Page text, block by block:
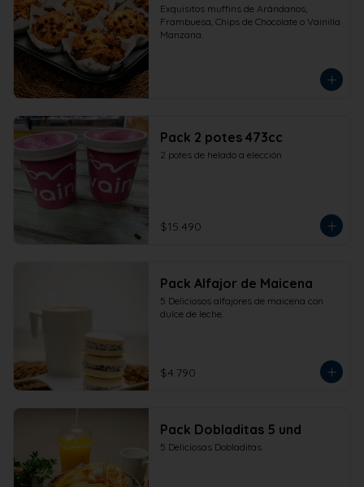
Exquisitos muffins de Arándanos,
Frambuesa, Chips de Chocolate o Vainilla
Manzana.
Pack 2 potes 473cc
2 potes de helado a elección
$15.490
Pack Alfajor de Maicena
5 Deliciosos alfajores de maicena con
dulce de leche.
$4.790
Pack Dobladitas 5 und
5 Deliciosas Dobladitas